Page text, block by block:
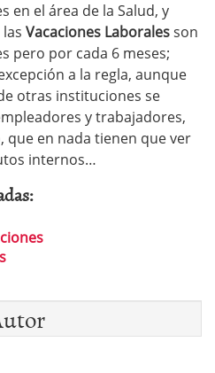
en el área de la Salud, y
Vacaciones Laboralesson
pero por cada 6 meses;
a la regla, aunque
otras instituciones se
y trabajadores,
que en nada tienen que ver
internos…